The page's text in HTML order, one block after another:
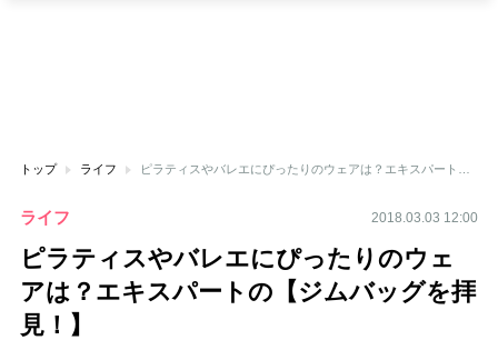
トップ ライフ
ライフ 2018.03.03 12:00
ピラティスやバレエにぴったりのウェ
アは？エキスパートの【ジムバッグを拝
見！】